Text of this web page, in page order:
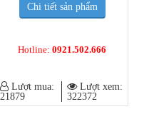
Chi tiết sản phẩm
Hotline: 0921.502.666
Lượt mua:
21879
Lượt xem:
322372